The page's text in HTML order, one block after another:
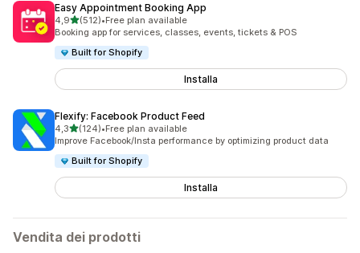
Easy Appointment Booking App
4,9stelle su 5
(512)
512 recensioni totali
•Free plan available
Booking app for services, classes, events, tickets & POS
Built for Shopify
Installa
Flexify: Facebook Product Feed
4,3stelle su 5
(124)
124 recensioni totali
•Free plan available
Improve Facebook/Insta performance by optimizing product data
Built for Shopify
Installa
Vendita dei prodotti